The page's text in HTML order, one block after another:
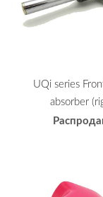
UQi series
absorber